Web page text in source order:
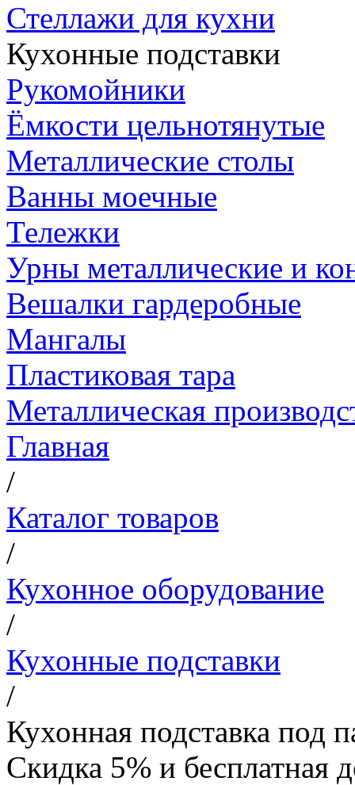
Стеллажи для кухни
Кухонные подставки
Рукомойники
Ёмкости цельнотянутые
Металлические столы
Ванны моечные
Тележки
Урны металлические и
Вешалки гардеробные
Мангалы
Пластиковая тара
Металлическая
Главная
/
Каталог товаров
/
Кухонное оборудование
/
Кухонные подставки
/
Кухонная подставка под
Скидка 5% и бесплатная